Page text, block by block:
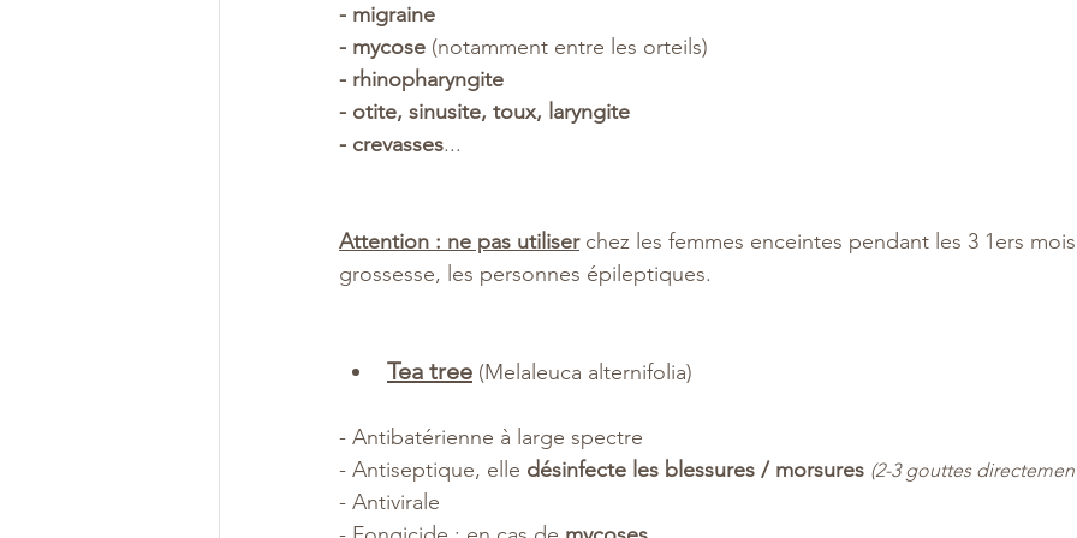
- migraine
- mycose (notamment entre les orteils)
- rhinopharyngite
- otite, sinusite, toux, laryngite
- crevasses...
Attention : ne pas utiliser chez les femmes enceintes pendant les 3 1ers
grossesse, les personnes épileptiques.
Tea tree (Melaleuca alternifolia)
- Antibatérienne à large spectre
- Antiseptique, elle désinfecte les blessures / morsures (2-3 gouttes
- Antivirale